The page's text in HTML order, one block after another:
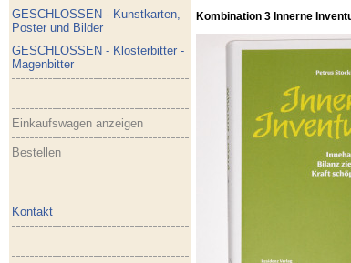
GESCHLOSSEN - Kunstkarten,
Poster und Bilder
GESCHLOSSEN - Klosterbitter -
Magenbitter
Einkaufswagen anzeigen
Bestellen
Kontakt
Kombination 3 Innerne